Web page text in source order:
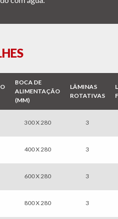
BOCA DE
ALIMENTAÇÃO
(MM)
LÂMINAS
ROTATIVAS
300 X 280 3
400 X 280 3
600 X 280 3
800 X 280 3